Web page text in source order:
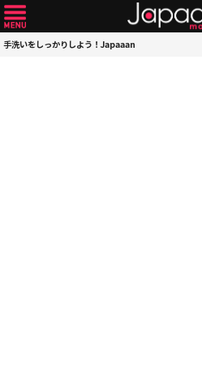
手洗いをしっかりしよう！Japaaan